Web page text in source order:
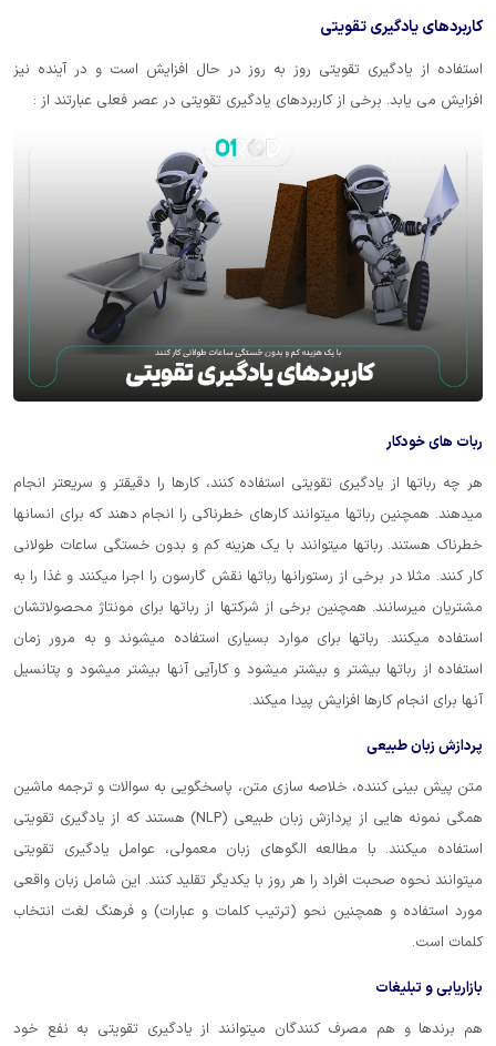
کاربردهای یادگیری تقویتی
استفاده از یادگیری تقویتی روز به روز در حال افزایش است و در آینده نیز
افزایش می یابد. برخی از کاربردهای یادگیری تقویتی در عصر فعلی عبارتند از :
ربات های خودکار
هر چه رباتها از یادگیری تقویتی استفاده کنند، کارها را دقیقتر و سریعتر انجام
میدهند. همچنین رباتها میتوانند کارهای خطرناکی را انجام دهند که برای انسانها
خطرناک هستند. رباتها میتوانند با یک هزینه کم و بدون خستگی ساعات طولانی
کار کنند. مثلا در برخی از رستورانها رباتها نقش گارسون را اجرا میکنند و غذا را به
مشتریان میرسانند. همچنین برخی از شرکتها از رباتها برای مونتاژ محصولاتشان
استفاده میکنند. رباتها برای موارد بسیاری استفاده میشوند و به مرور زمان
استفاده از رباتها بیشتر و بیشتر میشود و کارآیی آنها بیشتر میشود و پتانسیل
آنها برای انجام کارها افزایش پیدا میکند.
پردازش زبان طبیعی
متن پیش بینی کننده، خلاصه سازی متن، پاسخگویی به سوالات و ترجمه ماشین
همگی نمونه هایی از پردازش زبان طبیعی (NLP) هستند که از یادگیری تقویتی
استفاده میکنند. با مطالعه الگوهای زبان معمولی، عوامل یادگیری تقویتی
میتوانند نحوه صحبت افراد را هر روز با یکدیگر تقلید کنند. این شامل زبان واقعی
مورد استفاده و همچنین نحو (ترتیب کلمات و عبارات) و فرهنگ لغت انتخاب
کلمات است.
بازاریابی و تبلیغات
هم برندها و هم مصرف کنندگان میتوانند از یادگیری تقویتی به نفع خود